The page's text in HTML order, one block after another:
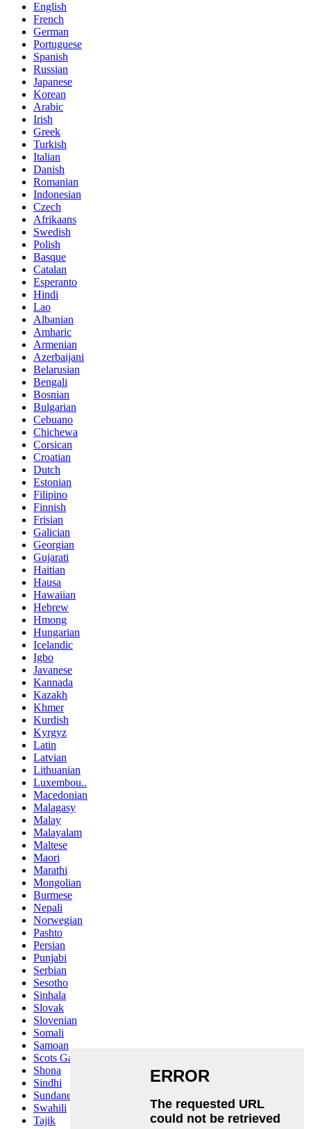
English
French
German
Portuguese
Spanish
Russian
Japanese
Korean
Arabic
Irish
Greek
Turkish
Italian
Danish
Romanian
Indonesian
Czech
Afrikaans
Swedish
Polish
Basque
Catalan
Esperanto
Hindi
Lao
Albanian
Amharic
Armenian
Azerbaijani
Belarusian
Bengali
Bosnian
Bulgarian
Cebuano
Chichewa
Corsican
Croatian
Dutch
Estonian
Filipino
Finnish
Frisian
Galician
Georgian
Gujarati
Haitian
Hausa
Hawaiian
Hebrew
Hmong
Hungarian
Icelandic
Igbo
Javanese
Kannada
Kazakh
Khmer
Kurdish
Kyrgyz
Latin
Latvian
Lithuanian
Luxembou..
Macedonian
Malagasy
Malay
Malayalam
Maltese
Maori
Marathi
Mongolian
Burmese
Nepali
Norwegian
Pashto
Persian
Punjabi
Serbian
Sesotho
Sinhala
Slovak
Slovenian
Somali
Samoan
Scots Gaelic
Shona
Sindhi
Sundanese
Swahili
Tajik